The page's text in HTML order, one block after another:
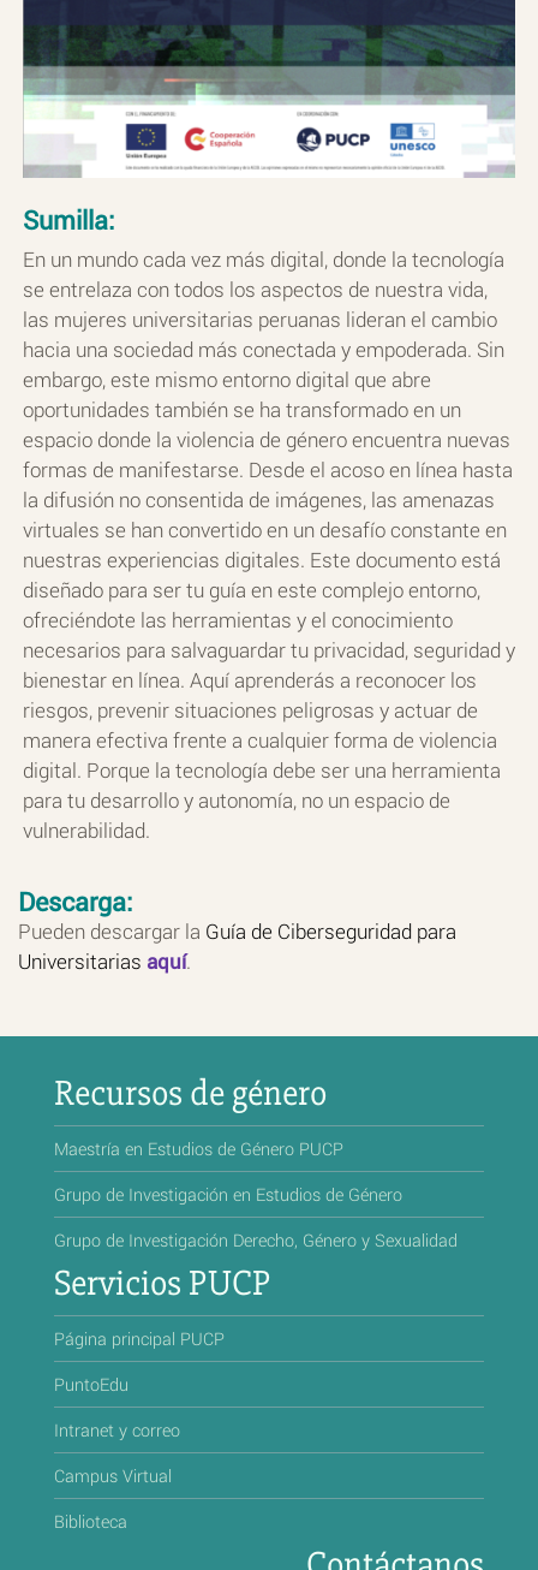
Sumilla:
En un mundo cada vez más digital, donde la tecnología
se entrelaza con todos los aspectos de nuestra vida,
las mujeres universitarias peruanas lideran el cambio
hacia una sociedad más conectada y empoderada. Sin
embargo, este mismo entorno digital que abre
oportunidades también se ha transformado en un
espacio donde la violencia de género encuentra nuevas
formas de manifestarse. Desde el acoso en línea hasta
la difusión no consentida de imágenes, las amenazas
virtuales se han convertido en un desafío constante en
nuestras experiencias digitales. Este documento está
diseñado para ser tu guía en este complejo entorno,
ofreciéndote las herramientas y el conocimiento
necesarios para salvaguardar tu privacidad, seguridad y
bienestar en línea. Aquí aprenderás a reconocer los
riesgos, prevenir situaciones peligrosas y actuar de
manera efectiva frente a cualquier forma de violencia
digital. Porque la tecnología debe ser una herramienta
para tu desarrollo y autonomía, no un espacio de
vulnerabilidad.
Descarga:
Pueden descargar la Guía de Ciberseguridad para
Universitarias aquí.
Recursos de género
Maestría en Estudios de Género PUCP
Grupo de Investigación en Estudios de Género
Grupo de Investigación Derecho, Género y Sexualidad
Servicios PUCP
Página principal PUCP
PuntoEdu
Intranet y correo
Campus Virtual
Biblioteca